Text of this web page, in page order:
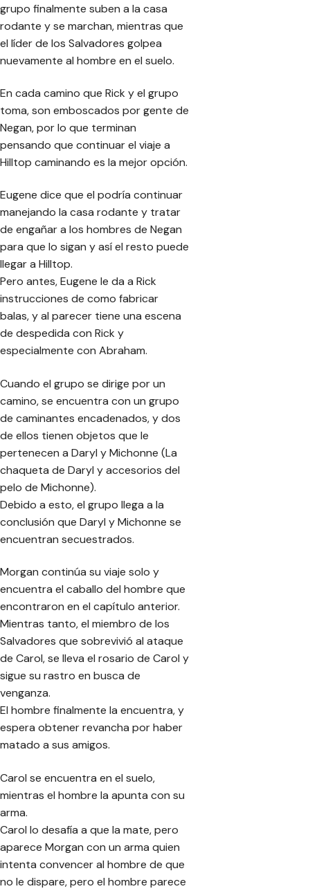
grupo finalmente suben a la casa
rodante y se marchan, mientras que
el líder de los Salvadores golpea
nuevamente al hombre en el suelo.
En cada camino que Rick y el grupo
toma, son emboscados por gente de
Negan, por lo que terminan
pensando que continuar el viaje a
Hilltop caminando es la mejor opción.
Eugene dice que el podría continuar
manejando la casa rodante y tratar
de engañar a los hombres de Negan
para que lo sigan y así el resto puede
llegar a Hilltop.
Pero antes, Eugene le da a Rick
instrucciones de como fabricar
balas, y al parecer tiene una escena
de despedida con Rick y
especialmente con Abraham.
Cuando el grupo se dirige por un
camino, se encuentra con un grupo
de caminantes encadenados, y dos
de ellos tienen objetos que le
pertenecen a Daryl y Michonne (La
chaqueta de Daryl y accesorios del
pelo de Michonne).
Debido a esto, el grupo llega a la
conclusión que Daryl y Michonne se
encuentran secuestrados.
Morgan continúa su viaje solo y
encuentra el caballo del hombre que
encontraron en el capítulo anterior.
Mientras tanto, el miembro de los
Salvadores que sobrevivió al ataque
de Carol, se lleva el rosario de Carol y
sigue su rastro en busca de
venganza.
El hombre finalmente la encuentra, y
espera obtener revancha por haber
matado a sus amigos.
Carol se encuentra en el suelo,
mientras el hombre la apunta con su
arma.
Carol lo desafía a que la mate, pero
aparece Morgan con un arma quien
intenta convencer al hombre de que
no le dispare, pero el hombre parece